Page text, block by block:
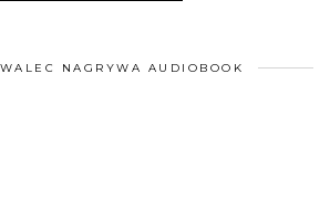
NAGRYWA AUDIOBOOK